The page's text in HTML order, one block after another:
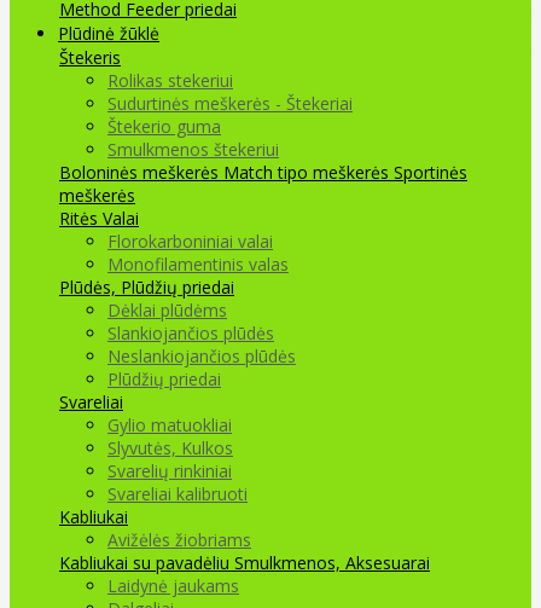
Method Feeder priedai
Plūdinė žūklė
Štekeris
Rolikas stekeriui
Sudurtinės meškerės - Štekeriai
Štekerio guma
Smulkmenos štekeriui
Boloninės meškerės Match tipo meškerės Sportinės
meškerės
Ritės Valai
Florokarboniniai valai
Monofilamentinis valas
Plūdės, Plūdžių priedai
Dėklai plūdėms
Slankiojančios plūdės
Neslankiojančios plūdės
Plūdžių priedai
Svareliai
Gylio matuokliai
Slyvutės, Kulkos
Svarelių rinkiniai
Svareliai kalibruoti
Kabliukai
Avižėlės žiobriams
Kabliukai su pavadėliu Smulkmenos, Aksesuarai
Laidynė jaukams